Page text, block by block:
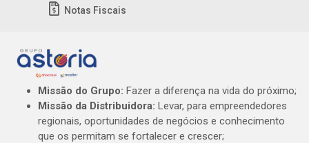
Notas Fiscais
Missão do Grupo: Fazer a diferença na vida do próximo;
Missão da Distribuidora: Levar, para empreendedores
regionais, oportunidades de negócios e conhecimento
que os permitam se fortalecer e crescer;